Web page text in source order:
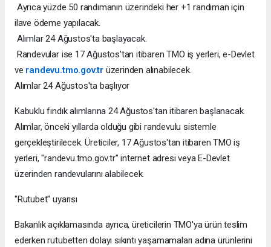
Ayrıca yüzde 50 randımanın üzerindeki her +1 randıman için
ilave ödeme yapılacak.
Alımlar 24 Ağustos'ta başlayacak.
Randevular ise 17 Ağustos'tan itibaren TMO iş yerleri, e-Devlet
ve randevu.tmo.gov.trüzerinden alınabilecek.
Alımlar 24 Ağustos'ta başlıyor
Kabuklu fındık alımlarına 24 Ağustos'tan itibaren başlanacak.
Alımlar, önceki yıllarda olduğu gibi randevulu sistemle
gerçekleştirilecek. Üreticiler, 17 Ağustos'tan itibaren TMO iş
yerleri, "randevu.tmo.gov.tr" internet adresi veya E-Devlet
üzerinden randevularını alabilecek.
"Rutubet" uyarısı
Bakanlık açıklamasında ayrıca, üreticilerin TMO'ya ürün teslim
ederken rutubetten dolayı sıkıntı yaşamamaları adına ürünlerini